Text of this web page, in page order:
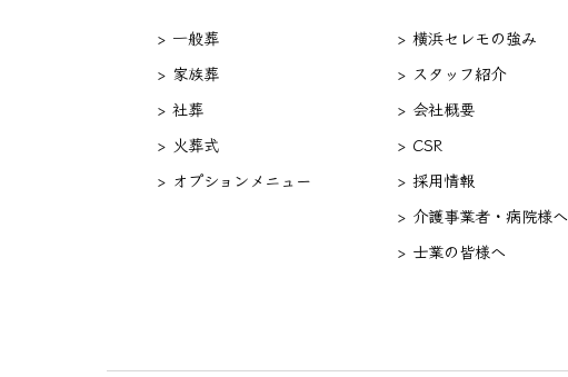
> 一般葬
> 家族葬
> 社葬
> 火葬式
> オプションメニュー
> 横浜セレモの強み
> スタッフ紹介
> 会社概要
> CSR
> 採用情報
> 介護事業者・病院様へ
> 士業の皆様へ